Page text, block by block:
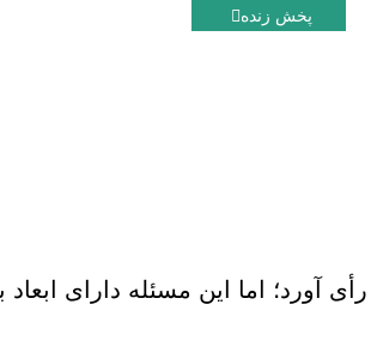
پخش زنده
آورد؛ اما این مسئله دارای ابعاد